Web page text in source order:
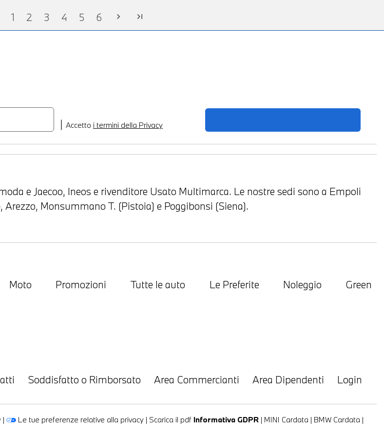
1 2 3 4 5 6 chevron_right last_page
Accetto i termini della Privacy
e Jaecoo, Ineos e rivenditore Usato Multimarca. Le nostre sedi sono a Empoli
Arezzo, Monsummano T. (Pistoia) e Poggibonsi (Siena).
Moto Promozioni Tutte le auto Le Preferite Noleggio
Green
Soddisfatto o Rimborsato Area Commercianti Area Dipendenti Login
| Le tue preferenze relative alla privacy | Scarica il pdf Informativa GDPR | MINI Cardata | BMW Cardata |